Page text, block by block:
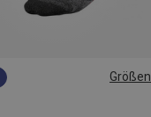
Größen
44|45